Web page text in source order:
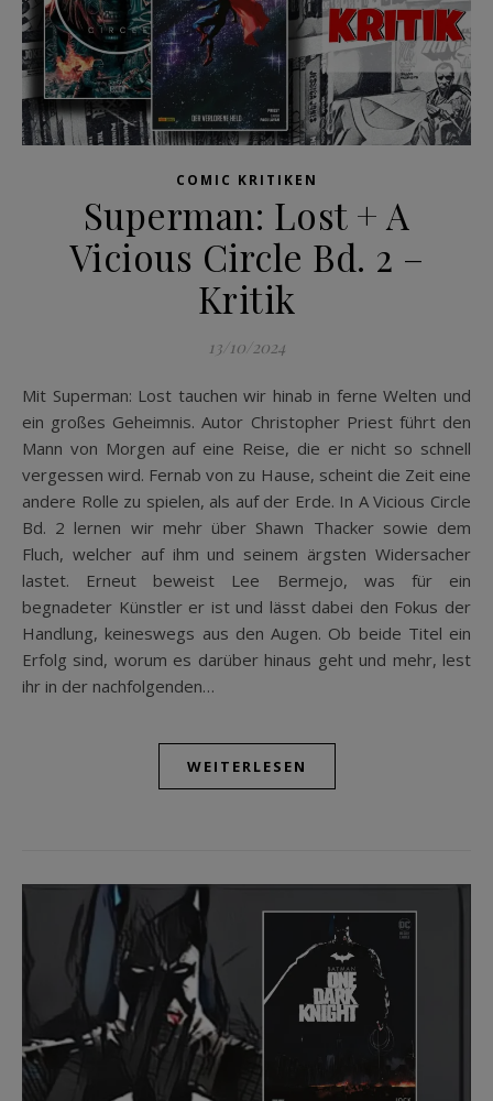
COMIC KRITIKEN
Superman: Lost + A
Vicious Circle Bd. 2 –
Kritik
13/10/2024
Mit Superman: Lost tauchen wir hinab in ferne Welten und
ein großes Geheimnis. Autor Christopher Priest führt den
Mann von Morgen auf eine Reise, die er nicht so schnell
vergessen wird. Fernab von zu Hause, scheint die Zeit eine
andere Rolle zu spielen, als auf der Erde. In A Vicious Circle
Bd. 2 lernen wir mehr über Shawn Thacker sowie dem
Fluch, welcher auf ihm und seinem ärgsten Widersacher
lastet. Erneut beweist Lee Bermejo, was für ein
begnadeter Künstler er ist und lässt dabei den Fokus der
Handlung, keineswegs aus den Augen. Ob beide Titel ein
Erfolg sind, worum es darüber hinaus geht und mehr, lest
ihr in der nachfolgenden…
WEITERLESEN